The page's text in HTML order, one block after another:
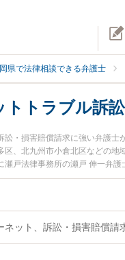
県で法律相談できる弁護士
トトラブル訴
訟・損害賠償請求に強い弁護
区、北九州市小倉北区などの
瀬戸法律事務所の瀬戸 伸一弁
注目されています。『福岡県
ブル解決の実績豊富な近くの
ネット、訴訟・損害賠償請